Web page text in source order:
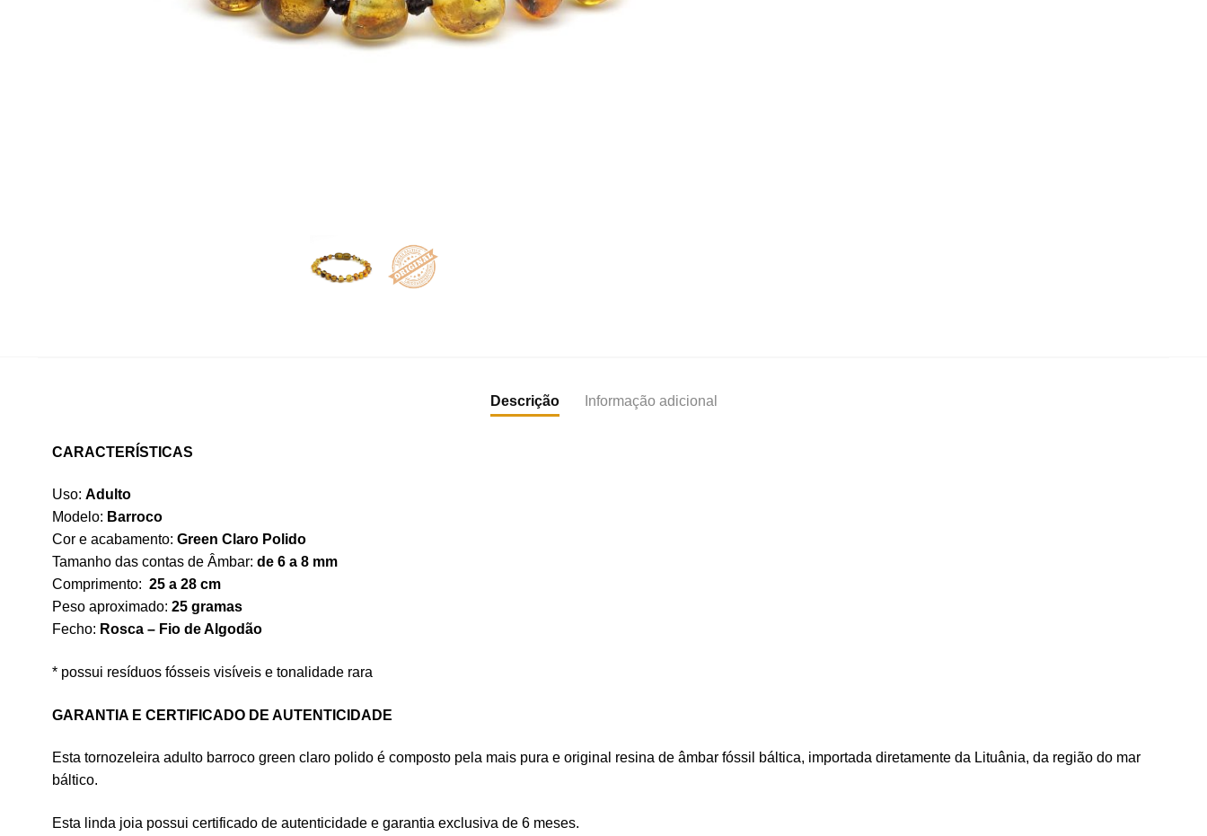
Descrição Informação adicional
CARACTERÍSTICAS
Uso: Adulto
Modelo: Barroco
Cor e acabamento: Green Claro Polido
Tamanho das contas de Âmbar: de 6 a 8 mm
Comprimento: 25 a 28 cm
Peso aproximado: 25 gramas
Fecho: Rosca – Fio de Algodão
* possui resíduos fósseis visíveis e tonalidade rara
GARANTIA E CERTIFICADO DE AUTENTICIDADE
Esta tornozeleira adulto barroco green claro polido é composto pela mais pura e original resina de âmbar fóssil báltica, importada diretamente da Lituânia, da região do mar
báltico.
Esta linda joia possui certificado de autenticidade e garantia exclusiva de 6 meses.